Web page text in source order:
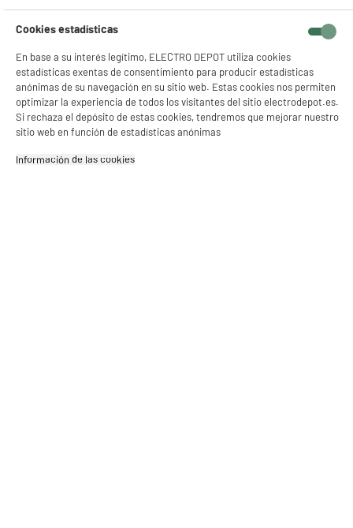
product_anchor_characteristics
29€96
Cookies estadísticas
En base a su interés legítimo, ELECTRO DEPOT utiliza cookies
estadísticas exentas de consentimiento para producir estadísticas
anónimas de su navegación en su sitio web. Estas cookies nos permiten
optimizar la experiencia de todos los visitantes del sitio electrodepot.es.
Si rechaza el depósito de estas cookies, tendremos que mejorar nuestro
sitio web en función de estadísticas anónimas
Información de las cookies‎